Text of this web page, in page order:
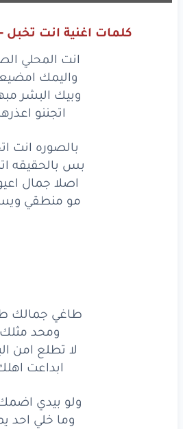
بسبالحقيقه
اصلاجمال
منطقي
طاغيجمالك
ومحد
ومحد
تطلع امن
ابداعت
ولوبيدي
كلمات اغنية انت تخبل
انت المحلي
واليمك
وبيك البشر
اتجننو
بالصوره انت
بس بالحقيقه
اصلا جمال
مو منطقي
طاغي جمالك
ومحد مثلك
لا تطلع امن
ابداعت
ولو بيدي
وما خلي احد